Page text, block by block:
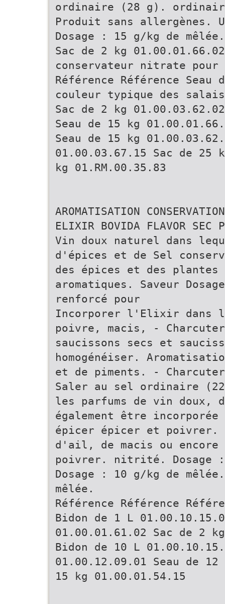
ordinaire (28 g).
Produit sans allergènes.
Dosage : 15 g/kg de
Sac de 2 kg
conservateur nitrate pour
Référence Référence
couleur typique des
Sac de 2 kg
Seau de 15 kg
Seau de 15 kg
01.00.03.67.15 Sac de 25
kg 01.RM.00.35.83
AROMATISATION CONSERVATION
ELIXIR BOVIDA FLAVOR SEC
Vin doux naturel dans
d'épices et de Sel
des épices et des plantes
aromatiques. Saveur
renforcé pour
Incorporer l'Elixir dans
poivre, macis, -
saucissons secs et
homogénéiser.
et de piments. -
Saler au sel ordinaire
les parfums de vin doux,
également être
épicer épicer et poivrer.
d'ail, de macis ou encore
poivrer. nitrité. Dosage :
Dosage : 10 g/kg de
mêlée.
Référence Référence
Bidon de 1 L
01.00.01.61.02 Sac de 2
Bidon de 10 L
01.00.12.09.01 Seau de
15 kg 01.00.01.54.15